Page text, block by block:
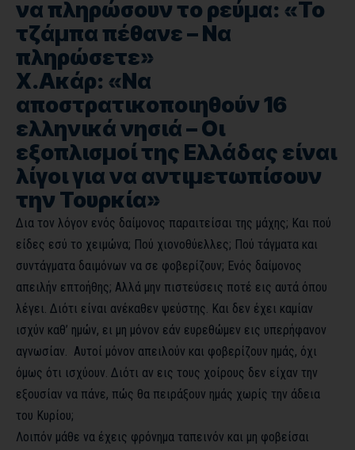
να πληρώσουν το ρεύμα: «Το
τζάμπα πέθανε – Να
πληρώσετε»
Χ.Ακάρ: «Να
αποστρατικοποιηθούν 16
ελληνικά νησιά – Οι
εξοπλισμοί της Ελλάδας είναι
λίγοι για να αντιμετωπίσουν
την Τουρκία»
Δια τον λόγον ενός δαίμονος παραιτείσαι της μάχης; Και πού
είδες εσύ το χειμώνα; Πού χιονοθύελλες; Πού τάγματα και
συντάγματα δαιμόνων να σε φοβερίζουν; Ενός δαίμονος
απειλήν επτοήθης; Αλλά μην πιστεύσεις ποτέ εις αυτά όπου
λέγει. Διότι είναι ανέκαθεν ψεύστης. Και δεν έχει καμίαν
ισχύν καθ’ ημών, ει μη μόνον εάν ευρεθώμεν εις υπερήφανον
αγνωσίαν. Αυτοί μόνον απειλούν και φοβερίζουν ημάς, όχι
όμως ότι ισχύουν. Διότι αν εις τους χοίρους δεν είχαν την
εξουσίαν να πάνε, πώς θα πειράξουν ημάς χωρίς την άδεια
του Κυρίου;
Λοιπόν μάθε να έχεις φρόνημα ταπεινόν και μη φοβείσαι